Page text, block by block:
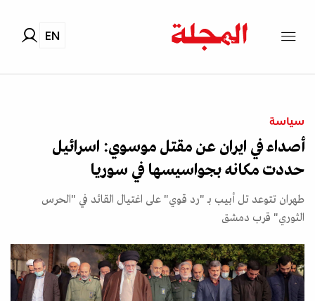
EN
سياسة
أصداء في ايران عن مقتل موسوي: اسرائيل
حددت مكانه بجواسيسها في سوريا
طهران تتوعد تل أبيب بـ "رد قوي" على اغتيال القائد في "الحرس
الثوري" قرب دمشق